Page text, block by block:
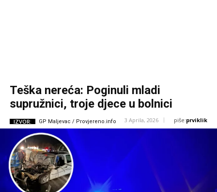
Teška nereća: Poginuli mladi
supružnici, troje djece u bolnici
IZVOR: GP Maljevac / Provjereno.info 3 Aprila, 2026 piše:prviklik